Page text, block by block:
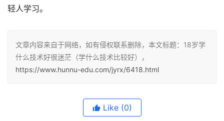
轻人学习。
文章内容来自于网络，如有侵权联系删除，本文标题：18岁学
什么技术好很迷茫（学什么技术比较好），
https://www.hunnu-edu.com/jyrx/6418.html
Like (0)